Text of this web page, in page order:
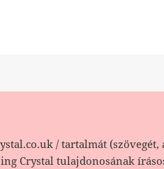
/ tartalmát
Crystal tulajdonosának